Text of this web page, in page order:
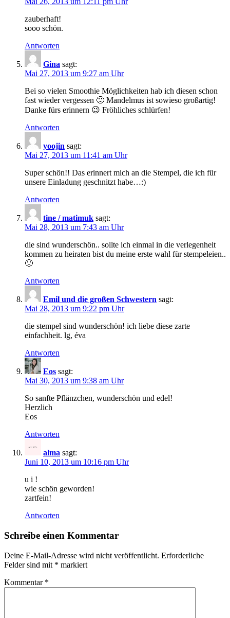
zauberhaft!
sooo schön.
Antworten
Gina sagt:
Mai 27, 2013 um 9:27 am Uhr
Bei so vielen Smoothie Möglichkeiten hab ich diesen schon
fast wieder vergessen 🙂 Mandelmus ist sowieso großartig!
Danke fürs erinnern 😉 Fröhliches schlürfen!
Antworten
yoojin sagt:
Mai 27, 2013 um 11:41 am Uhr
Super schön!! Das erinnert mich an die Stempel, die ich für
unsere Einladung geschnitzt habe…:)
Antworten
tine / matimuk sagt:
Mai 28, 2013 um 7:43 am Uhr
die sind wunderschön.. sollte ich einmal in die verlegenheit
kommen zu heiraten bist du meine erste wahl für stempeleien..
🙂
Antworten
Emil und die großen Schwestern sagt:
Mai 28, 2013 um 9:22 pm Uhr
die stempel sind wunderschön! ich liebe diese zarte
einfachheit. lg, éva
Antworten
Eos sagt:
Mai 30, 2013 um 9:38 am Uhr
So sanfte Pflänzchen, wunderschön und edel!
Herzlich
Eos
Antworten
alma sagt:
Juni 10, 2013 um 10:16 pm Uhr
u i !
wie schön geworden!
zartfein!
Antworten
Schreibe einen Kommentar
Deine E-Mail-Adresse wird nicht veröffentlicht. Erforderliche
Felder sind mit * markiert
Kommentar *